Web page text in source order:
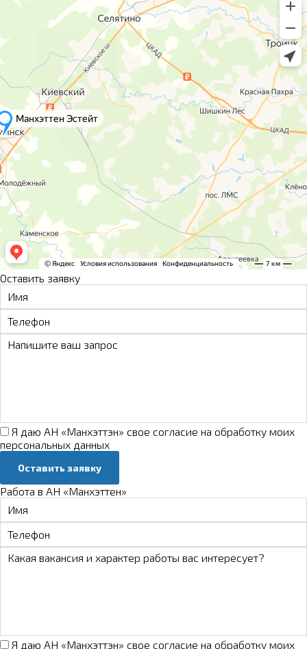
Оставить заявку
Я даю АН «Манхэттэн» свое согласие на обработку моих
персональных данных
Оставить заявку
Работа в АН «Манхэттен»
Я даю АН «Манхэттэн» свое согласие на обработку моих